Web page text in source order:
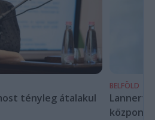
tényleg átalakul
BELFÖLD
Lannert